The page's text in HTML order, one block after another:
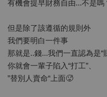
有機會提早財務自由...不是嗎
但是除了該遵循的規則外
我們要明白一件事
那就是..錢...我們一直認為是“
你就會一輩子陷入“打工”、
”替別人賣命“上面🥵